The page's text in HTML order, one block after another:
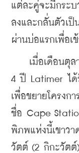
แต่ละคู่จะมีกระบ
ลงและกลั่นตัวเ
ผ่านบ่อแรกเพื่อเ
เมื่อเดือนตุลา
4 ปี Latimer ได้
เพื่อขยายโครงก
ชื่อ Cape
พิภพแห่งนี้เขาวา
วัตต์ (2 กิกะวัตต์